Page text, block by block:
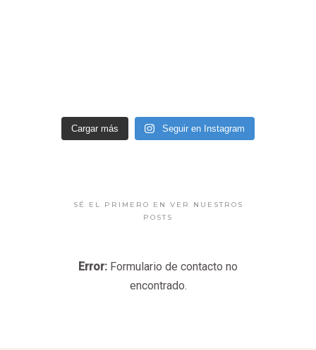
Cargar más Seguir en Instagram
SÉ EL PRIMERO EN VER NUESTROS
POSTS
Error: Formulario de contacto no
encontrado.